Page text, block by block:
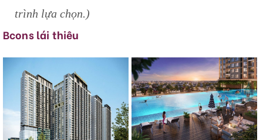
trình lựa chọn.)
Bcons lái thiêu